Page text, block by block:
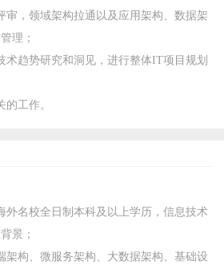
审，领域架构拉通以及应用架构、数据架
理；
术趋势研究和洞见，进行整体IT项目规划
工作。
外名校全日制本科及以上学历，信息技术
景；
架构、微服务架构、大数据架构、基础设